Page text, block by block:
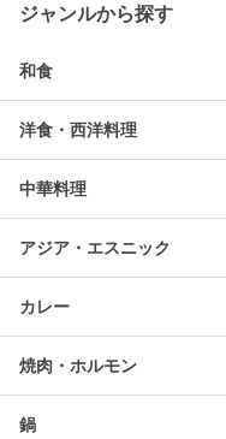
ジャンルから探す
和食
洋食・西洋料理
中華料理
アジア・エスニック
カレー
焼肉・ホルモン
鍋